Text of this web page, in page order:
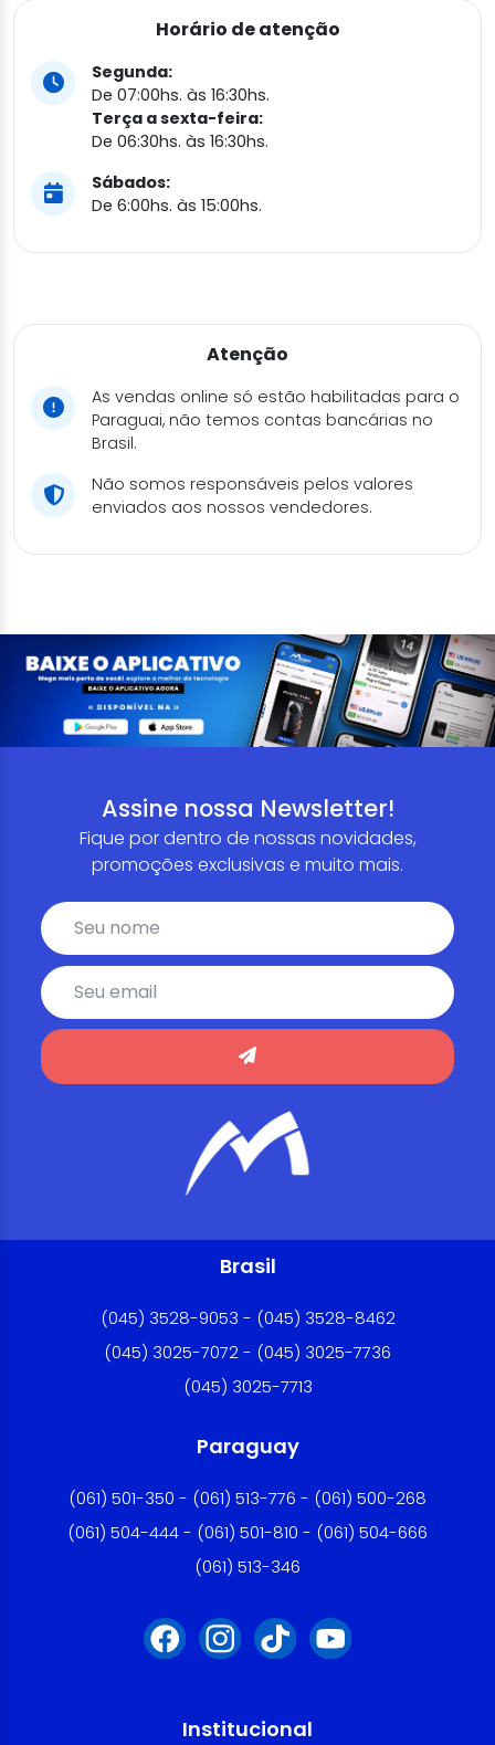
Horário de atenção
Segunda:
De 07:00hs. às 16:30hs.
Terça a sexta-feira:
De 06:30hs. às 16:30hs.
Sábados:
De 6:00hs. às 15:00hs.
Atenção
As vendas online só estão habilitadas para o
Paraguai, não temos contas bancárias no
Brasil.
Não somos responsáveis pelos valores
enviados aos nossos vendedores.
Assine nossa Newsletter!
Fique por dentro de nossas novidades,
promoções exclusivas e muito mais.
Brasil
(045) 3528-9053 - (045) 3528-8462
(045) 3025-7072 - (045) 3025-7736
(045) 3025-7713
Paraguay
(061) 501-350 - (061) 513-776 - (061) 500-268
(061) 504-444 - (061) 501-810 - (061) 504-666
(061) 513-346
Institucional